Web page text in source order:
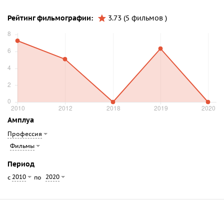
Рейтинг фильмографии: 3.73 (5 фильмов )
Амплуа
Профессия
Фильмы
Период
с 2010 по 2020